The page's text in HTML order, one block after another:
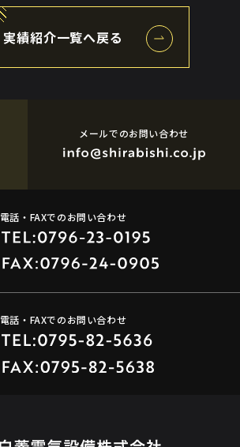
実績紹介一覧へ戻る
メールでのお問い合わせ
電話・FAXでのお問い合わせ
電話・FAXでのお問い合わせ